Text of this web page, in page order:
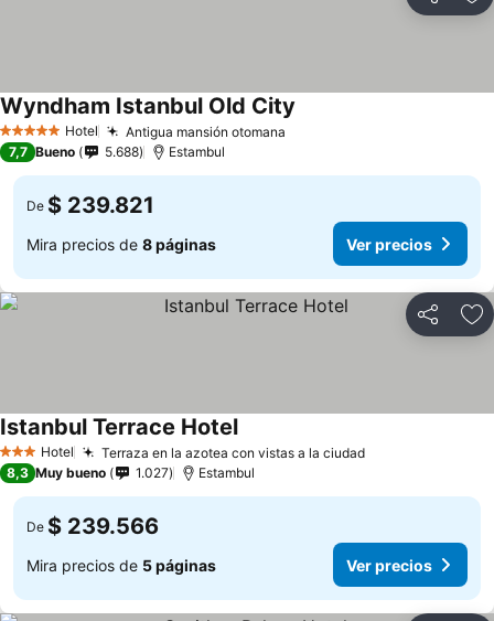
5 Estrellas Hotel Antigua mansión otomana
Wyndham Istanbul Old City
7,7 Bueno 5.688 Estambul
De $ 239.821
Mira precios de 8 páginas Ver precios
Compartir
3 Estrellas
Hotel Terraza en la azotea con vistas a la ciudad
Istanbul Terrace Hotel
8,3 Muy bueno 1.027 Estambul
De $ 239.566
Mira precios de 5 páginas Ver precios